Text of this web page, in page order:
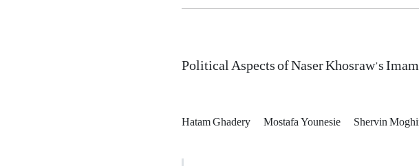
Political Aspects of Naser Khosraw’s
Hatam Ghadery Mostafa Younesie
Shervin